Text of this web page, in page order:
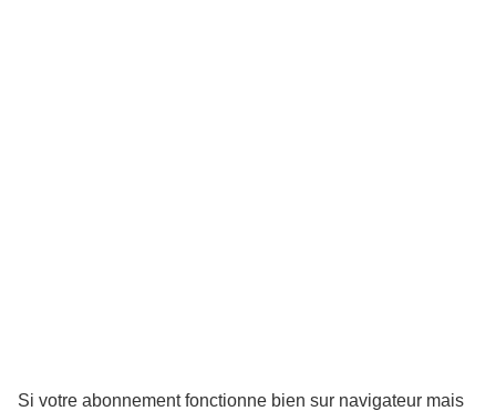
Si votre abonnement fonctionne bien sur navigateur mais